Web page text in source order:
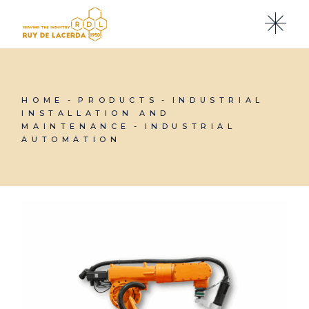
content
HOME PRODUCTS
INDUSTRIAL
INSTALLATION AND
MAINTENANCE
INDUSTRIAL
AUTOMATION